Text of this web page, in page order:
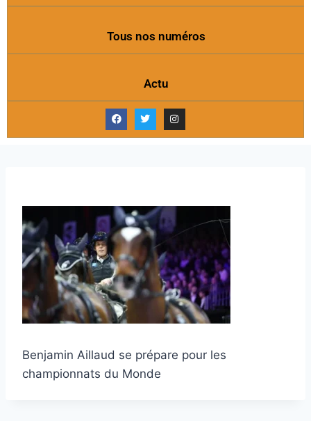
Tous nos numéros
Actu
Benjamin Aillaud se prépare pour les
championnats du Monde